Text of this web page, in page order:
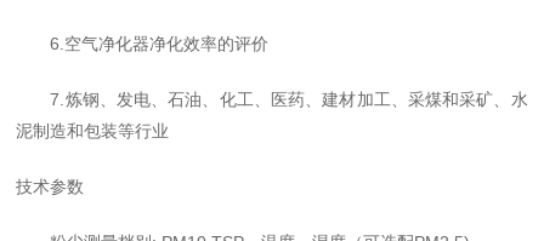
6.空气净化器净化效率的评价
7.炼钢、发电、石油、化工、医药、建材加工、采煤和采矿、水
泥制造和包装等行业
技术参数